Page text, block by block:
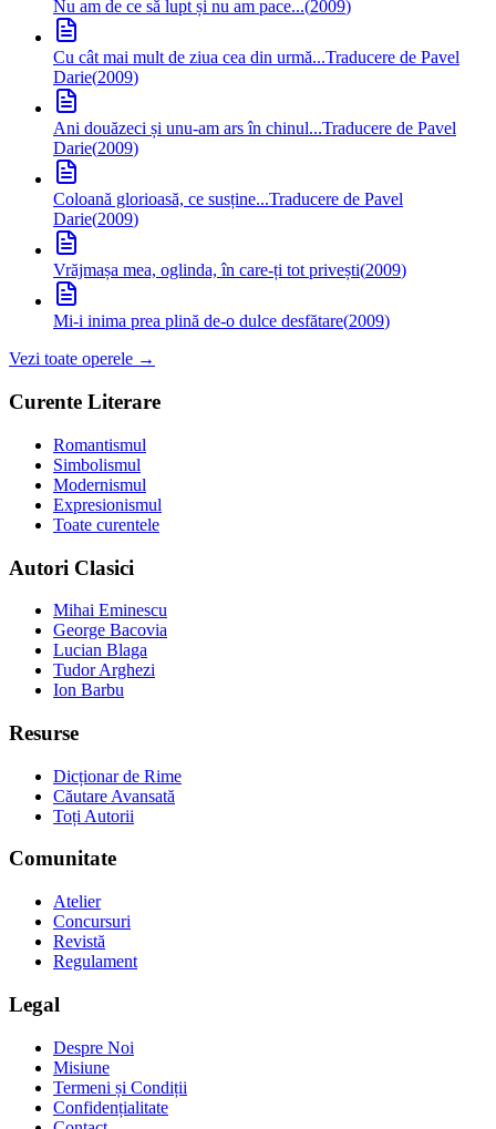
Nu am de ce să lupt și nu am pace...(2009)
Cu cât mai mult de ziua cea din urmă...Traducere de Pavel
Darie(2009)
Ani douăzeci și unu-am ars în chinul...Traducere de Pavel
Darie(2009)
Coloană glorioasă, ce susține...Traducere de Pavel
Darie(2009)
Vrăjmașa mea, oglinda, în care-ți tot privești(2009)
Mi-i inima prea plină de-o dulce desfătare(2009)
Vezi toate operele →
Curente Literare
Romantismul
Simbolismul
Modernismul
Expresionismul
Toate curentele
Autori Clasici
Mihai Eminescu
George Bacovia
Lucian Blaga
Tudor Arghezi
Ion Barbu
Resurse
Dicționar de Rime
Căutare Avansată
Toți Autorii
Comunitate
Atelier
Concursuri
Revistă
Regulament
Legal
Despre Noi
Misiune
Termeni și Condiții
Confidențialitate